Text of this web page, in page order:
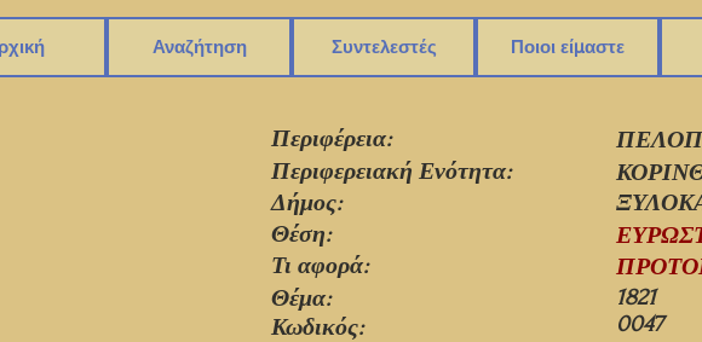
Αναζήτηση Συντελεστές Ποιοι είμαστε
Περιφέρεια:
Περιφερειακή Ενότητα:
Δήμος:
Θέση:
Τι αφορά:
Θέμα:
Κωδικός:
1821
0047